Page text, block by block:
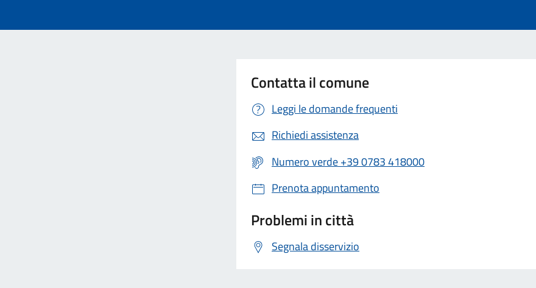
Contatta il comune
Leggi le domande frequenti
Richiedi assistenza
Numero verde +39 0783 418000
Prenota appuntamento
Problemi in città
Segnala disservizio